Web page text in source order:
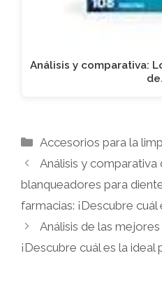
Análisis y comparativa:
Categorías
Accesorios para la
Análisis y
blanqueadores para
farmacias: ¡Descubre
Análisis de las
¡Descubre cuál es la ideal